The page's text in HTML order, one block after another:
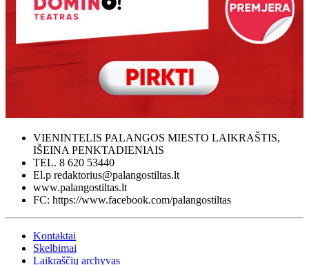
VIENINTELIS PALANGOS MIESTO LAIKRAŠTIS,
IŠEINA PENKTADIENIAIS
TEL. 8 620 53440
El.p redaktorius@palangostiltas.lt
www.palangostiltas.lt
FC: https://www.facebook.com/palangostiltas
Kontaktai
Skelbimai
Laikraščių archyvas